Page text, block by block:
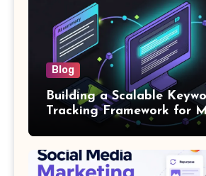
Blog
Building a Scalable
Tracking Framework for
SEO Agencies